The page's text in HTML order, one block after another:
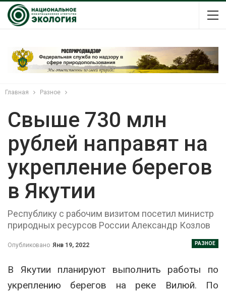
Главная Разное
Свыше 730 млн
рублей направят на
укрепление берегов
в Якутии
Республику с рабочим визитом посетил министр
природных ресурсов России Александр Козлов
РАЗНОЕ
Опубликовано Янв 19, 2022
В Якутии планируют выполнить работы по
укреплению берегов на реке Вилюй. По